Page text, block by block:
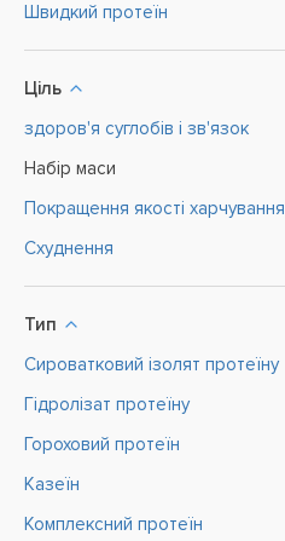
Швидкий протеїн
Ціль
здоров'я суглобів і зв'язок
Набір маси
Покращення якості харчування
Схуднення
Тип
Cироватковий ізолят протеїну
Гідролізат протеїну
Гороховий протеїн
Казеїн
Комплексний протеїн